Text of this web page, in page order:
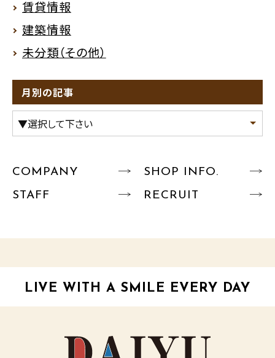
賃貸情報
建築情報
未分類（その他）
月別の記事
COMPANY
SHOP INFO.
STAFF
RECRUIT
LIVE WITH A SMILE EVERY DAY